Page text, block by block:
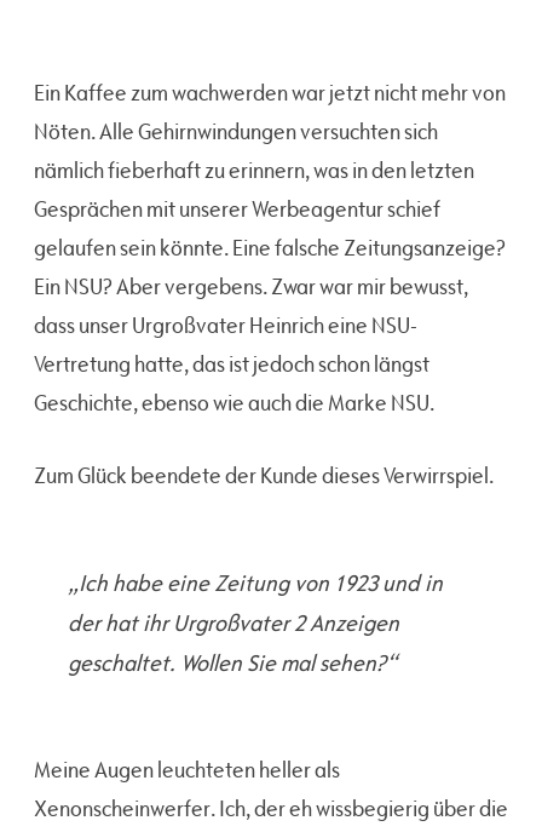
Ein Kaffee zum wachwerden war jetzt nicht mehr von
Nöten. Alle Gehirnwindungen versuchten sich
nämlich fieberhaft zu erinnern, was in den letzten
Gesprächen mit unserer Werbeagentur schief
gelaufen sein könnte. Eine falsche Zeitungsanzeige?
Ein NSU? Aber vergebens. Zwar war mir bewusst,
dass unser Urgroßvater Heinrich eine NSU-
Vertretung hatte, das ist jedoch schon längst
Geschichte, ebenso wie auch die Marke NSU.
Zum Glück beendete der Kunde dieses Verwirrspiel.
„Ich habe eine Zeitung von 1923 und in
der hat ihr Urgroßvater 2 Anzeigen
geschaltet. Wollen Sie mal sehen?“
Meine Augen leuchteten heller als
Xenonscheinwerfer. Ich, der eh wissbegierig über die